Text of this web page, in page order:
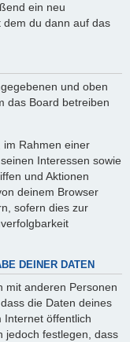
ein neu
dem du dann auf das
und oben
das Board betreiben
im Rahmen einer
Interessen sowie
und Aktionen
deinem Browser
sofern dies zur
DEINER DATEN
mit anderen Personen
die Daten deines
Internet öffentlich
jedoch festlegen, dass